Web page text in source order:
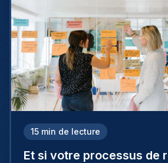
15 min de lecture
Et si votre processus de